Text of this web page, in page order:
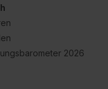
2026